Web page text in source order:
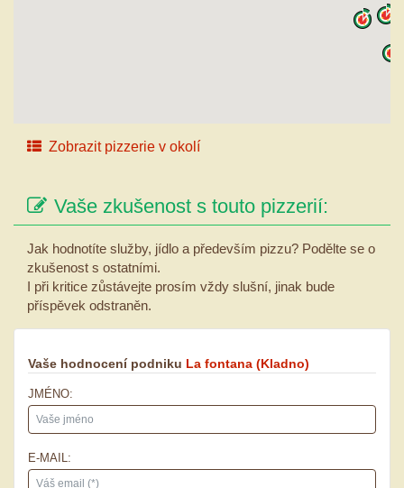
Zobrazit pizzerie v okolí
Vaše zkušenost s touto pizzerií:
Jak hodnotíte služby, jídlo a především pizzu? Podělte se o
zkušenost s ostatními.
I při kritice zůstávejte prosím vždy slušní, jinak bude
příspěvek odstraněn.
Vaše hodnocení podniku La fontana (Kladno)
JMÉNO:
E-MAIL: